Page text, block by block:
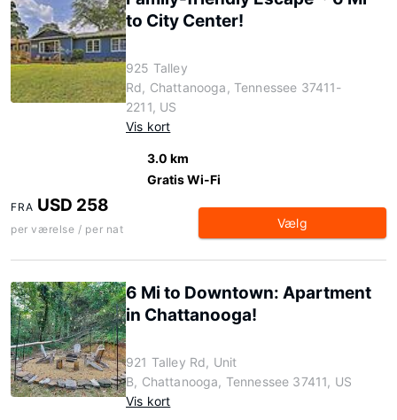
to City Center!
925 Talley
Rd, Chattanooga, Tennessee 37411-
2211, US
Vis kort
3.0 km
Gratis Wi-Fi
FRA USD 258
per værelse / per nat Vælg
6 Mi to Downtown: Apartment
in Chattanooga!
921 Talley Rd, Unit
B, Chattanooga, Tennessee 37411, US
Vis kort